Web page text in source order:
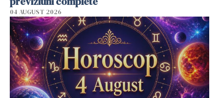
04 AUGUST 2026